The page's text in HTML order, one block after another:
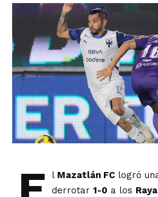
l Mazatlán FClogró
derrotar 1-0 a los